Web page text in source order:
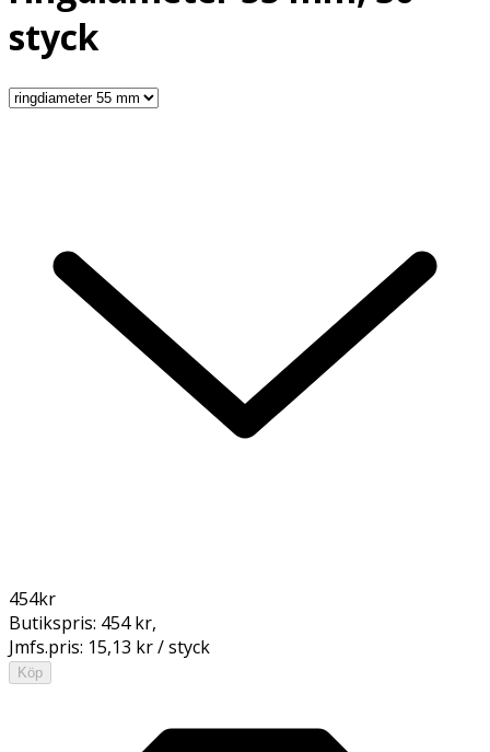
styck
454kr
Butikspris: 454 kr,
Jmfs.pris: 15,13 kr / styck
Köp